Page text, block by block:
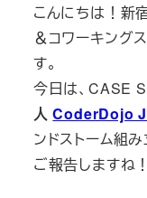
リ
ー
リ
ー
こんにちは！新
＆コワーキング
す。
今日は、CASE
人CoderDojo
ンドストーム組
ご報告しますね！